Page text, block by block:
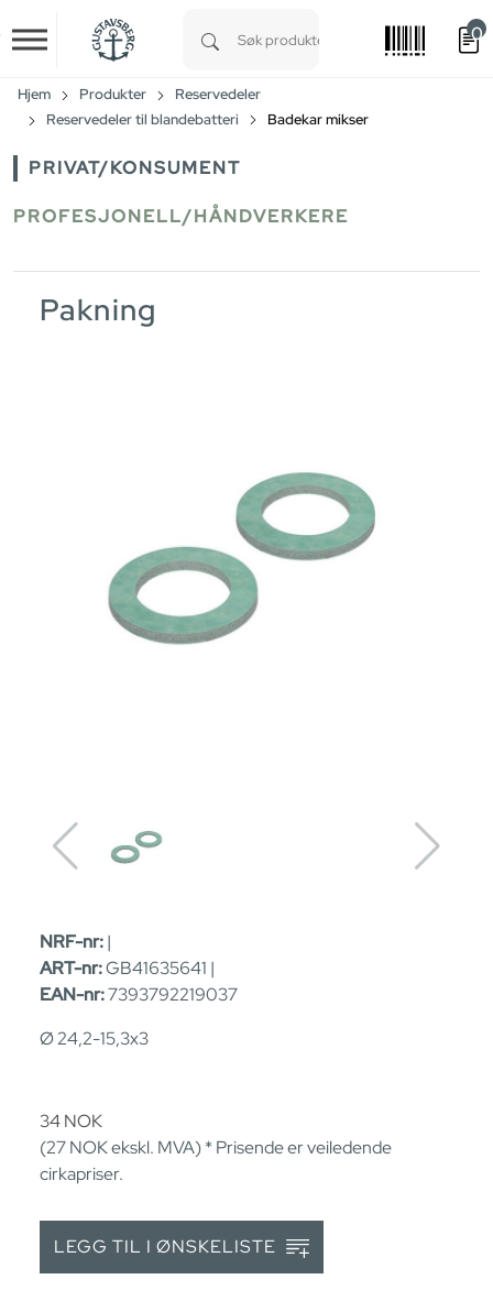
Skip to main content
0
Hjem Produkter
Reservedeler
Reservedeler til blandebatteri
Badekar mikser
PRIVAT/KONSUMENT
PROFESJONELL/HÅNDVERKERE
Pakning
NRF-nr:|
ART-nr:GB41635641 |
EAN-nr:7393792219037
Ø 24,2-15,3x3
34NOK
(27NOKekskl. MVA) * Prisende er veiledende
cirkapriser.
LEGG TIL I ØNSKELISTE